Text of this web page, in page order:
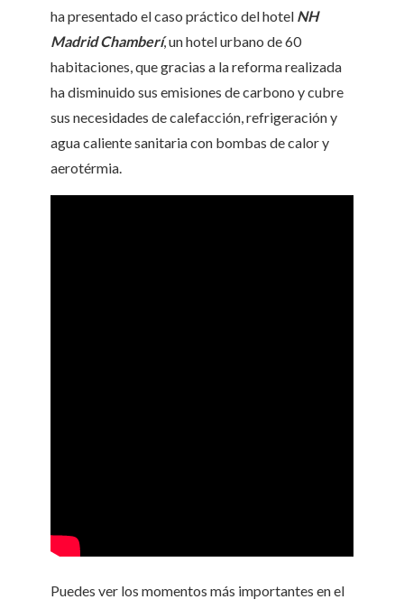
ha presentado el caso práctico del hotel NH
Madrid Chamberí, un hotel urbano de 60
habitaciones, que gracias a la reforma realizada
ha disminuido sus emisiones de carbono y cubre
sus necesidades de calefacción, refrigeración y
agua caliente sanitaria con bombas de calor y
aerotérmia.
Puedes ver los momentos más importantes en el